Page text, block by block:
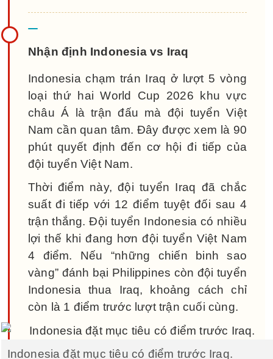
Nhận định Indonesia vs Iraq
Indonesia chạm trán Iraq ở lượt 5 vòng
loại thứ hai World Cup 2026 khu vực
châu Á là trận đấu mà đội tuyển Việt
Nam cần quan tâm. Đây được xem là 90
phút quyết định đến cơ hội đi tiếp của
đội tuyển Việt Nam.
Thời điểm này, đội tuyển Iraq đã chắc
suất đi tiếp với 12 điểm tuyệt đối sau 4
trận thắng. Đội tuyển Indonesia có nhiều
lợi thế khi đang hơn đội tuyển Việt Nam
4 điểm. Nếu “những chiến binh sao
vàng” đánh bại Philippines còn đội tuyển
Indonesia thua Iraq, khoảng cách chỉ
còn là 1 điểm trước lượt trận cuối cùng.
Indonesia đặt mục tiêu có điểm trước Iraq.